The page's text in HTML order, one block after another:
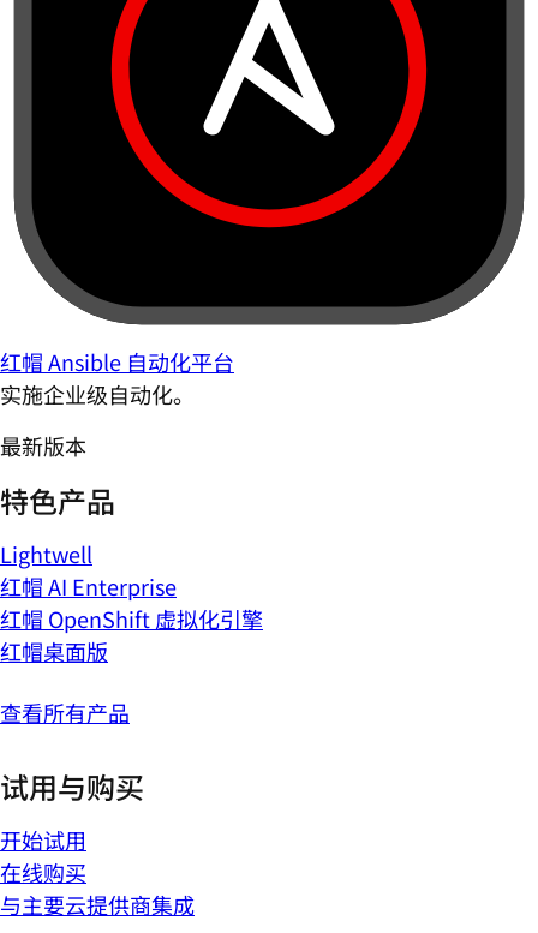
红帽 Ansible 自动化平台
实施企业级自动化。
最新版本
特色产品
Lightwell
红帽 AI Enterprise
红帽 OpenShift 虚拟化引擎
红帽桌面版
查看所有产品
试用与购买
开始试用
在线购买
与主要云提供商集成